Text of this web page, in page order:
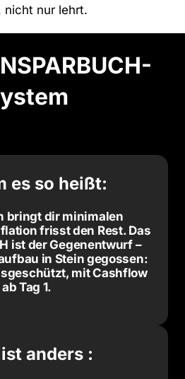
nicht nur lehrt.
es so heißt:
bringt dir minimalen
frisst den Rest. Das
ist der Gegenentwurf –
in Stein gegossen:
mit Cashflow
ab Tag 1.
anders :